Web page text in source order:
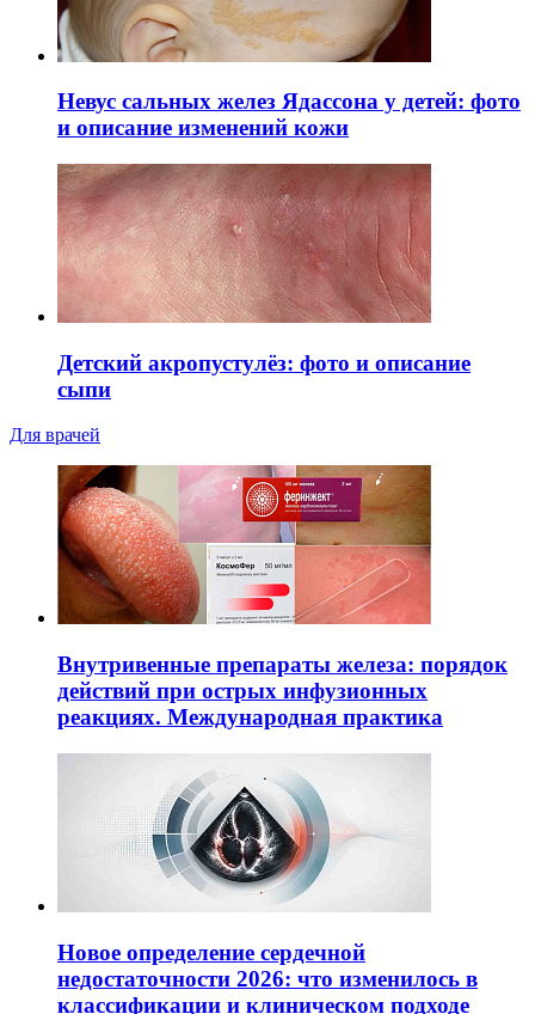
Невус сальных желез Ядассона у детей: фото
и описание изменений кожи
Детский акропустулёз: фото и описание
сыпи
Для врачей
Внутривенные препараты железа: порядок
действий при острых инфузионных
реакциях. Международная практика
Новое определение сердечной
недостаточности 2026: что изменилось в
классификации и клиническом подходе